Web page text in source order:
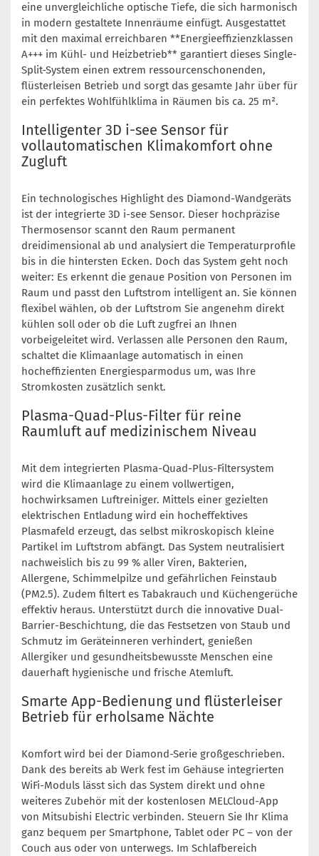
eine unvergleichliche optische Tiefe, die sich harmonisch
in modern gestaltete Innenräume einfügt. Ausgestattet
mit den maximal erreichbaren **Energieeffizienzklassen
A+++ im Kühl- und Heizbetrieb** garantiert dieses Single-
Split-System einen extrem ressourcenschonenden,
flüsterleisen Betrieb und sorgt das gesamte Jahr über für
ein perfektes Wohlfühlklima in Räumen bis ca. 25 m².
Intelligenter 3D i-see Sensor für
vollautomatischen Klimakomfort ohne
Zugluft
Ein technologisches Highlight des Diamond-Wandgeräts
ist der integrierte 3D i-see Sensor. Dieser hochpräzise
Thermosensor scannt den Raum permanent
dreidimensional ab und analysiert die Temperaturprofile
bis in die hintersten Ecken. Doch das System geht noch
weiter: Es erkennt die genaue Position von Personen im
Raum und passt den Luftstrom intelligent an. Sie können
flexibel wählen, ob der Luftstrom Sie angenehm direkt
kühlen soll oder ob die Luft zugfrei an Ihnen
vorbeigeleitet wird. Verlassen alle Personen den Raum,
schaltet die Klimaanlage automatisch in einen
hocheffizienten Energiesparmodus um, was Ihre
Stromkosten zusätzlich senkt.
Plasma-Quad-Plus-Filter für reine
Raumluft auf medizinischem Niveau
Mit dem integrierten Plasma-Quad-Plus-Filtersystem
wird die Klimaanlage zu einem vollwertigen,
hochwirksamen Luftreiniger. Mittels einer gezielten
elektrischen Entladung wird ein hocheffektives
Plasmafeld erzeugt, das selbst mikroskopisch kleine
Partikel im Luftstrom abfängt. Das System neutralisiert
nachweislich bis zu 99 % aller Viren, Bakterien,
Allergene, Schimmelpilze und gefährlichen Feinstaub
(PM2.5). Zudem filtert es Tabakrauch und Küchengerüche
effektiv heraus. Unterstützt durch die innovative Dual-
Barrier-Beschichtung, die das Festsetzen von Staub und
Schmutz im Geräteinneren verhindert, genießen
Allergiker und gesundheitsbewusste Menschen eine
dauerhaft hygienische und frische Atemluft.
Smarte App-Bedienung und flüsterleiser
Betrieb für erholsame Nächte
Komfort wird bei der Diamond-Serie großgeschrieben.
Dank des bereits ab Werk fest im Gehäuse integrierten
WiFi-Moduls lässt sich das System direkt und ohne
weiteres Zubehör mit der kostenlosen MELCloud-App
von Mitsubishi Electric verbinden. Steuern Sie Ihr Klima
ganz bequem per Smartphone, Tablet oder PC – von der
Couch aus oder von unterwegs. Im Schlafbereich